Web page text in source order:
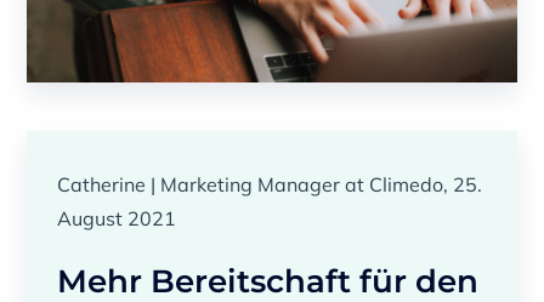
Catherine | Marketing Manager at Climedo, 25.
August 2021
Mehr Bereitschaft für den